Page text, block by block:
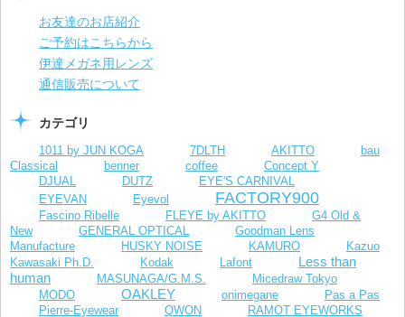
お友達のお店紹介
ご予約はこちらから
伊達メガネ用レンズ
通信販売について
カテゴリ
1011 by JUN KOGA 7DLTH AKITTO
bau
Classical
benner coffee Concept Y
DJUAL DUTZ
EYE'S CARNIVAL
EYEVAN
Eyevol FACTORY900
Fascino Ribelle FLEYE by AKITTO
G4 Old &
New
GENERAL OPTICAL
Goodman Lens
Manufacture
HUSKY NOISE KAMURO
Kazuo
Kawasaki Ph.D.
Kodak Lafont
Less than
human
MASUNAGA/G.M.S.
Micedraw Tokyo
MODO
OAKLEY onimegane
Pas a Pas
Pierre-Eyewear
QWON RAMOT EYEWORKS